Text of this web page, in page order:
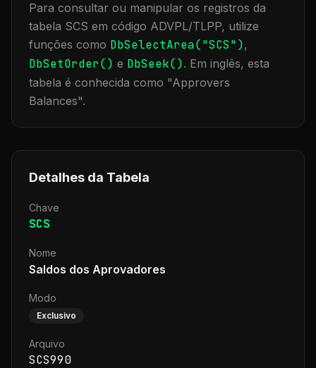
Para consultar ou manipular os registros da
tabela SCS em código ADVPL/TLPP, utilize
funções como DbSelectArea("SCS"),
DbSetOrder() e DbSeek(). Em inglês, esta
tabela é conhecida como "Approvers
Balances".
Detalhes da Tabela
Chave
SCS
Nome
Saldos dos Aprovadores
Modo
Exclusivo
Arquivo
SCS990